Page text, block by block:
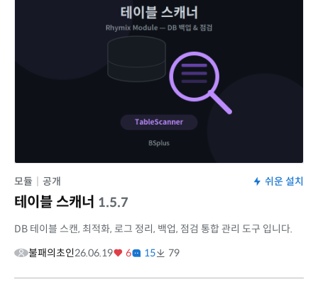
모듈 공개 쉬운 설치
테이블 스캐너 1.5.7
DB 테이블 스캔, 최적화, 로그 정리, 백업, 점검 통합 관리 도구 입니다.
불패의초인26.06.19 6 15 79